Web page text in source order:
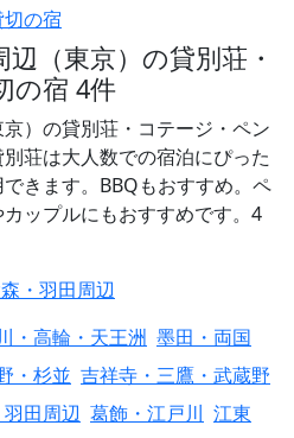
の宿
（東京）の貸別荘・
の宿 4件
）の貸別荘・コテージ・ペン
荘は大人数での宿泊にぴった
きます。BBQもおすすめ。ペ
ップルにもおすすめです。4
・羽田周辺
・高輪・天王洲 墨田・両国
・杉並 吉祥寺・三鷹・武蔵野
田周辺 葛飾・江戸川 江東